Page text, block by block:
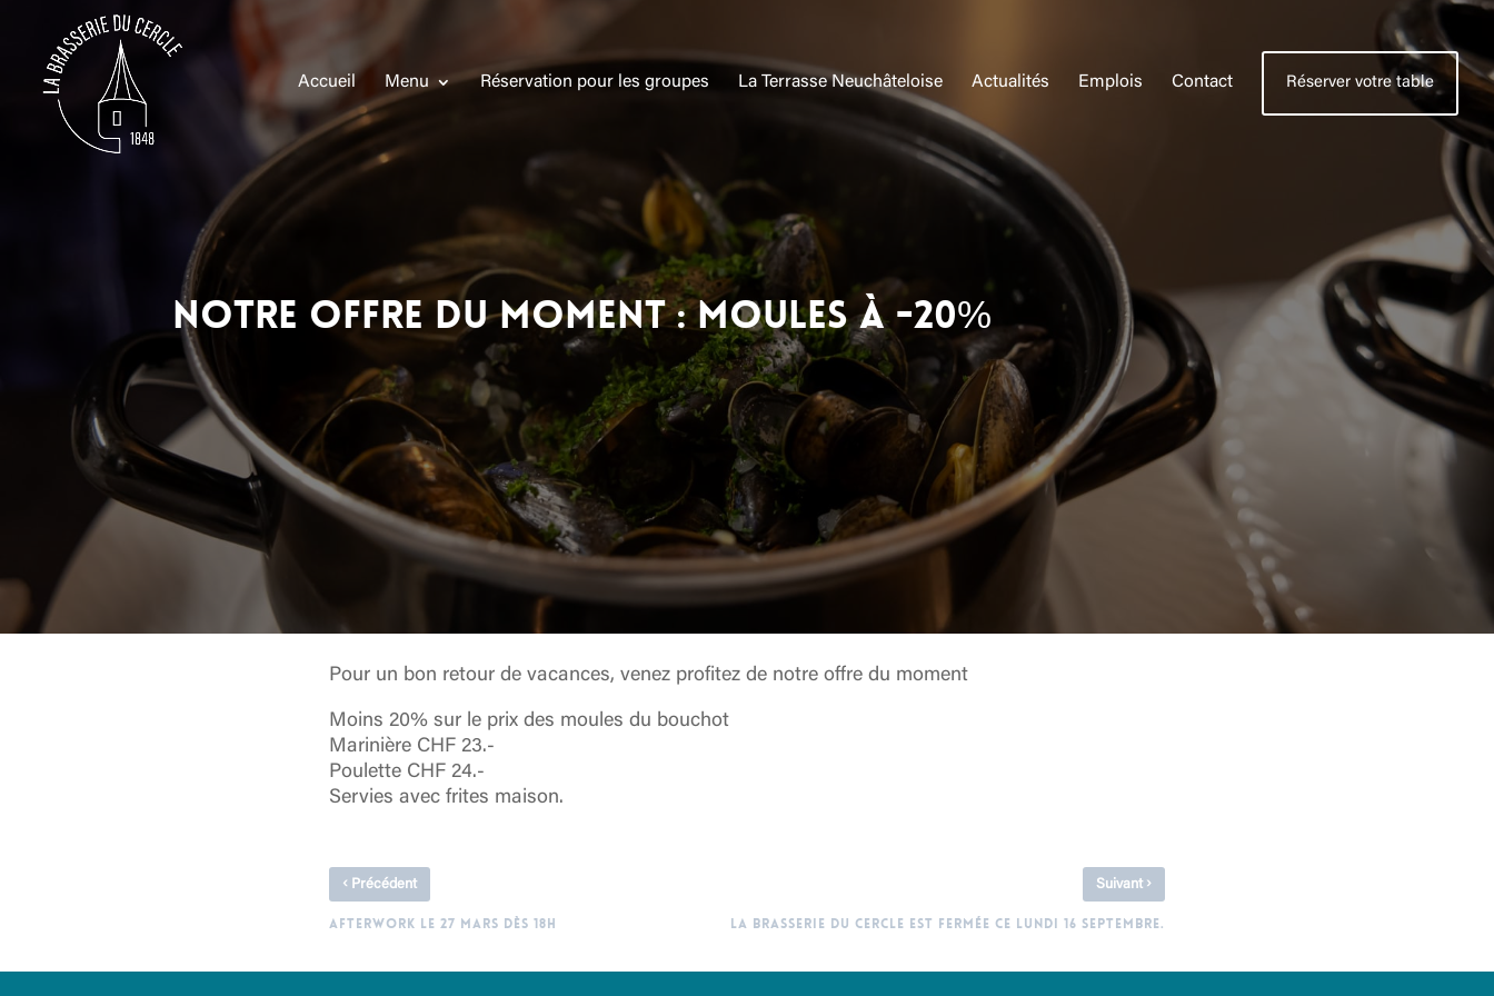
Accueil Menu Réservation pour les groupes La Terrasse Neuchâteloise Actualités Emplois Contact Réserver votre table
Notre offre du moment : moules à -20%
Pour un bon retour de vacances, venez profitez de notre offre du moment
Moins 20% sur le prix des moules du bouchot
Marinière CHF 23.-
Poulette CHF 24.-
Servies avec frites maison.
‹ Précédent
AFTERWORK LE 27 MARS DÈS 18H
Suivant ›
LA BRASSERIE DU CERCLE EST FERMÉE CE LUNDI 16 SEPTEMBRE.